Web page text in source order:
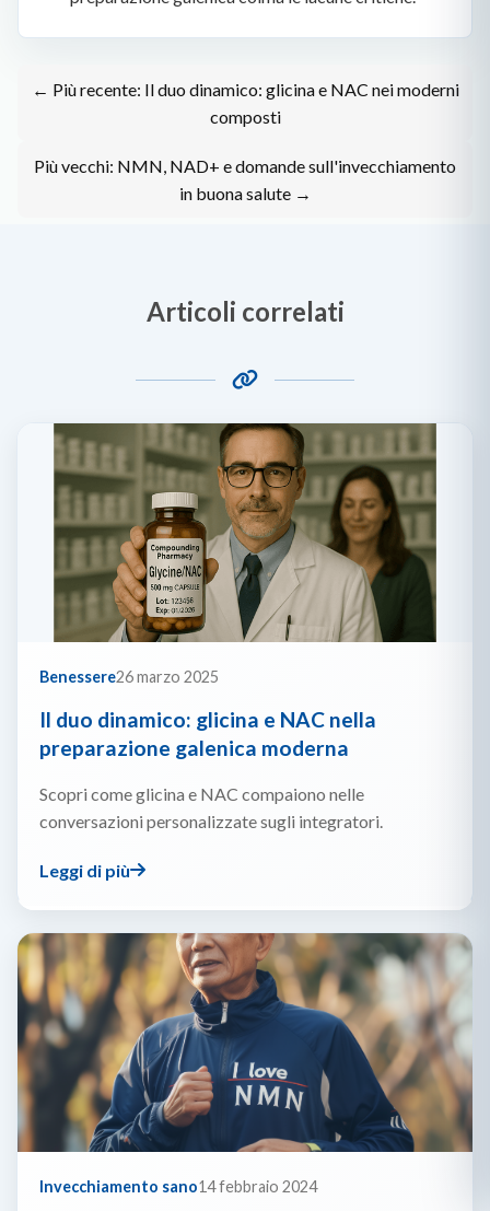
← Più recente: Il duo dinamico: glicina e NAC nei moderni
composti
Più vecchi: NMN, NAD+ e domande sull'invecchiamento
in buona salute →
Articoli correlati
Benessere26 marzo 2025
Il duo dinamico: glicina e NAC nella
preparazione galenica moderna
Scopri come glicina e NAC compaiono nelle
conversazioni personalizzate sugli integratori.
Leggi di più
Invecchiamento sano14 febbraio 2024